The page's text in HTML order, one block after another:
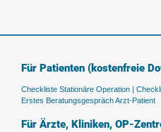
Für Patienten (kostenfreie
Checkliste Stationäre Operation |
Erstes Beratungsgespräch Arzt-Patient
Für Ärzte, Kliniken, OP-